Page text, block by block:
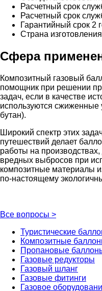
Расчетный срок
Расчетный срок
Гарантийный срок 2
Страна
Сфера
Композитный газовый
помощник при решении
задач, если в качестве
используются сжиженные
бутан).
Широкий спектр этих
путешествий делает
работы на
вредных выбросов при
композитные материалы
по-настоящему
Все вопросы >
Туристические
Композитные
Пропановые
Газовые редукторы
Газовый шланг
Газовые фитинги
Газовое